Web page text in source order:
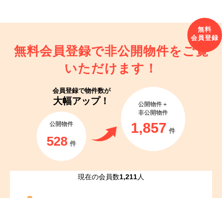
無料会員登録で非公開物件を ご覧
いただけます！
会員登録で物件数が
大幅アップ！
公開物件
528 件
公開物件＋
非公開物件
1,857 件
現在の会員数1,211人